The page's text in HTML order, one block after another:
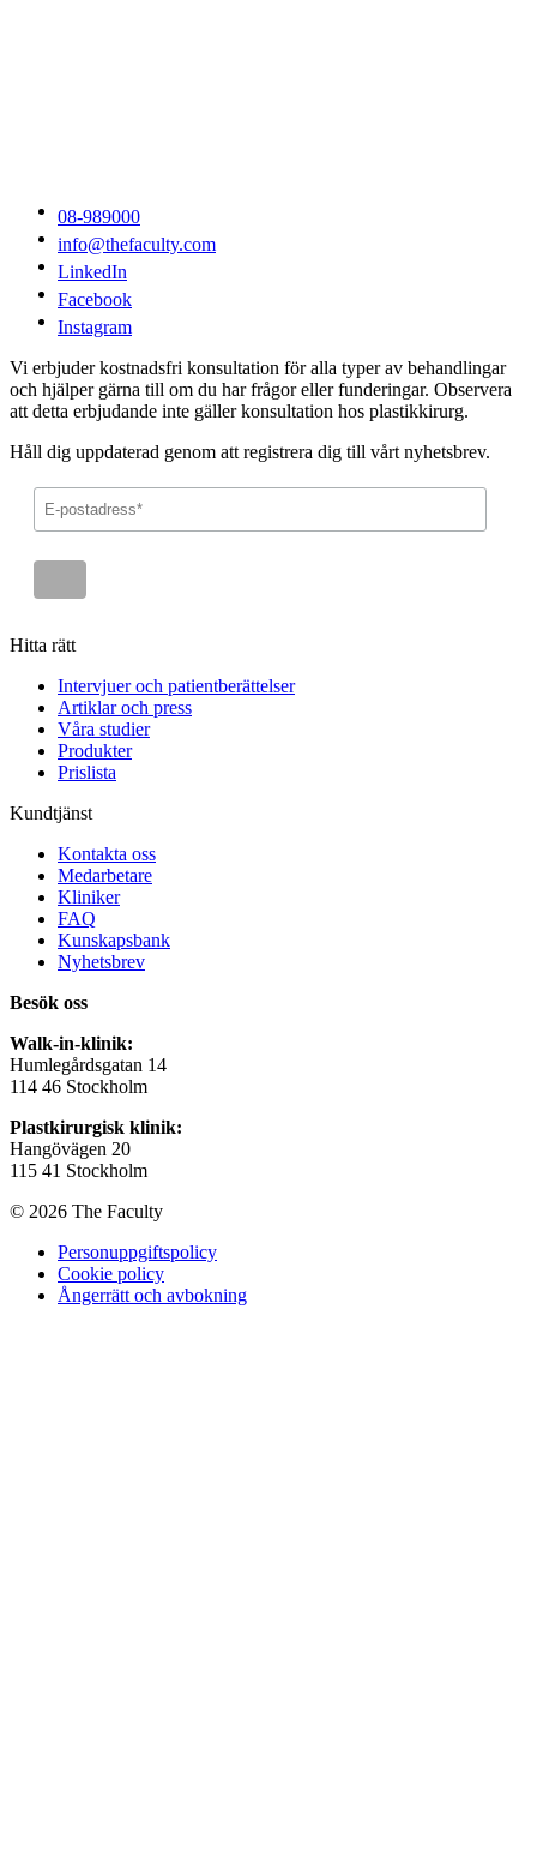
08-989000
info@thefaculty.com
LinkedIn
Facebook
Instagram
Vi erbjuder kostnadsfri konsultation för alla typer av behandlingar
och hjälper gärna till om du har frågor eller funderingar. Observera
att detta erbjudande inte gäller konsultation hos plastikkirurg.
Håll dig uppdaterad genom att registrera dig till vårt nyhetsbrev.
Hitta rätt
Intervjuer och patientberättelser
Artiklar och press
Våra studier
Produkter
Prislista
Kundtjänst
Kontakta oss
Medarbetare
Kliniker
FAQ
Kunskapsbank
Nyhetsbrev
Besök oss
Walk-in-klinik:
Humlegårdsgatan 14
114 46 Stockholm
Plastkirurgisk klinik:
Hangövägen 20
115 41 Stockholm
© 2026 The Faculty
Personuppgiftspolicy
Cookie policy
Ångerrätt och avbokning